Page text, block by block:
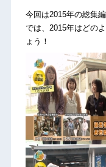
今回は2015年の総集
では、2015年はどの
ょう！